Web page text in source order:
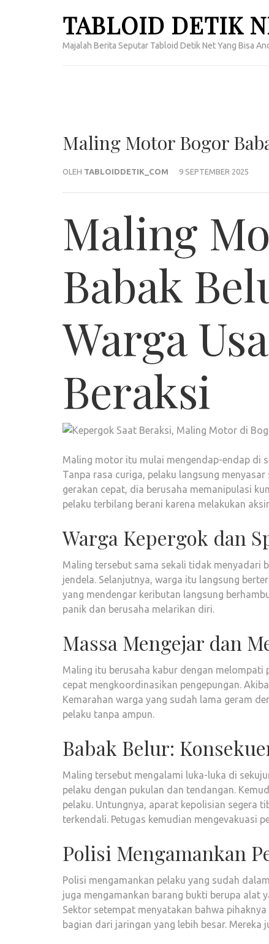
TABLOID DETIK
Majalah Berita Seputar Tabloid Detik Net Yang Bisa
Maling Motor Bogor
OLEH TABLOIDDETIK_COM 9 SEPTEMBER 2025
Maling
Babak
Warga
Beraksi
Maling motor itu mulai mengendap-endap di
Tanpa rasa curiga, pelaku langsung
gerakan cepat, dia berusaha memanipulasi
pelaku terbilang berani karena melakukan
Warga Kepergok dan
Maling tersebut sama sekali tidak menyadari
jendela. Selanjutnya, warga itu langsung
yang mendengar keributan langsung
panik dan berusaha melarikan diri.
Massa Mengejar dan
Maling itu berusaha kabur dengan melompati
cepat mengkoordinasikan pengepungan.
Kemarahan warga yang sudah lama geram
pelaku tanpa ampun.
Babak Belur:
Maling tersebut mengalami luka-luka di
pelaku dengan pukulan dan tendangan.
pelaku. Untungnya, aparat kepolisian segera
terkendali. Petugas kemudian mengevakuasi
Polisi Mengamankan
Polisi mengamankan pelaku yang sudah
juga mengamankan barang bukti berupa alat
Sektor setempat menyatakan bahwa
bagian dari jaringan yang lebih besar.